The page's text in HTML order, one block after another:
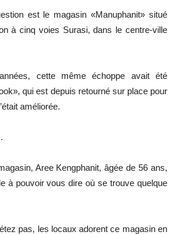
est le magasin «Manuphanit» situé
à cinq voies Surasi, dans le centre-ville
cette même échoppe avait été
qui est depuis retourné sur place pour
améliorée.
Aree Kengphanit, âgée de 56 ans,
à pouvoir vous dire où se trouve quelque
pas, les locaux adorent ce magasin en